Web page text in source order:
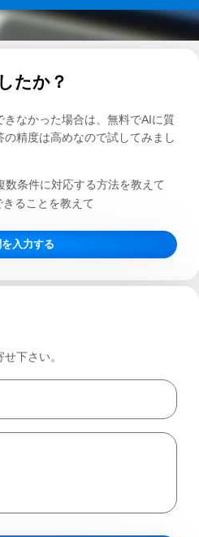
たか？
なかった場合は、無料でAIに質
精度は高めなので試してみまし
数条件に対応する方法を教えて
ることを教えて
入力する
下さい。